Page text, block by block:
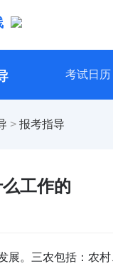
考试日历
> 报考指导
工作的
。三农包括：农村